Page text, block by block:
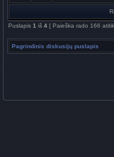
Puslapis 1 iš 4 [ Paieška rado 166
Pagrindinis diskusijų puslapis